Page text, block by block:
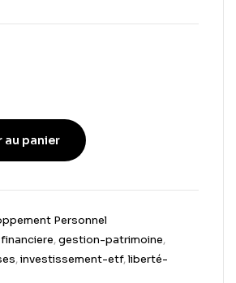
au panier
Personnel
,gestion-patrimoine,
,investissement-etf,liberté-